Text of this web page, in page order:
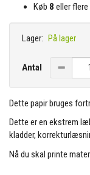
Køb 8 eller
Lager: På lager
Antal
Dette papir bruges
Dette er en ekstrem
kladder,
Nå du skal printe